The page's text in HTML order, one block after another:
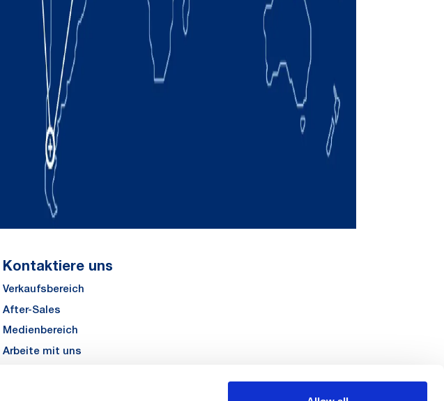
Kontaktiere uns
Verkaufsbereich
After-Sales
Medienbereich
Arbeite mit uns